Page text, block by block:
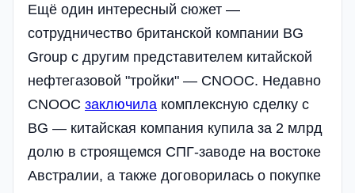
Ещё один интересный сюжет —
сотрудничество британской компании BG
Group с другим представителем китайской
нефтегазовой "тройки" — CNOOC. Недавно
CNOOC заключила комплексную сделку с
BG — китайская компания купила за 2 млрд
долю в строящемся СПГ-заводе на востоке
Австралии, а также договорилась о покупке